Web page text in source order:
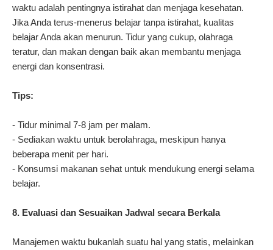
waktu adalah pentingnya istirahat dan menjaga kesehatan.
Jika Anda terus-menerus belajar tanpa istirahat, kualitas
belajar Anda akan menurun. Tidur yang cukup, olahraga
teratur, dan makan dengan baik akan membantu menjaga
energi dan konsentrasi.
Tips:
- Tidur minimal 7-8 jam per malam.
- Sediakan waktu untuk berolahraga, meskipun hanya
beberapa menit per hari.
- Konsumsi makanan sehat untuk mendukung energi selama
belajar.
8. Evaluasi dan Sesuaikan Jadwal secara Berkala
Manajemen waktu bukanlah suatu hal yang statis, melainkan